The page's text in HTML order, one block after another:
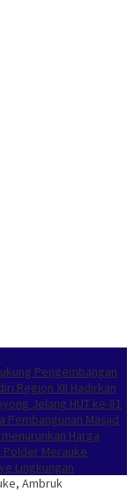
Pengembangan
Region XII Hadirkan
Jelang HUT ke-81
Pembangunan Masjid
Harga
Polder Merauke
Lingkungan
Ambruk